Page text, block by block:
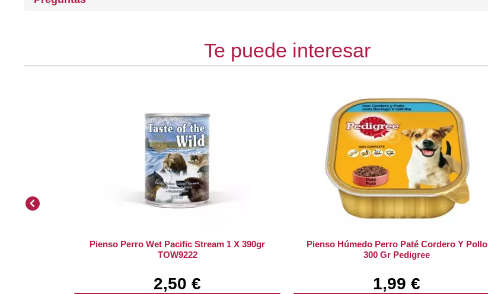
Te puede interesar
Pienso Perro Wet Pacific Stream 1 X 390gr
TOW9222
2,50 €
Pienso Húmedo Perro Paté Cordero Y Pollo
300 Gr Pedigree
1,99 €